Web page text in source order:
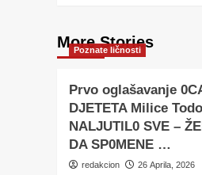
More Stories
Poznate ličnosti
Prvo oglašavanje
DJETETA Milice
NALJUTlL0 SVE –
DA SP0MENE …
redakcion 26 Aprila, 2026